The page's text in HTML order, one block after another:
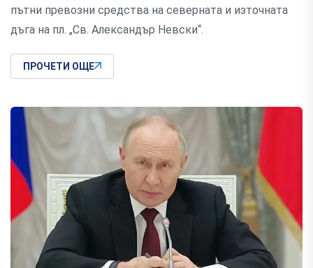
пътни превозни средства на северната и източната
дъга на пл. „Св. Александър Невски“.
ПРОЧЕТИ ОЩЕ